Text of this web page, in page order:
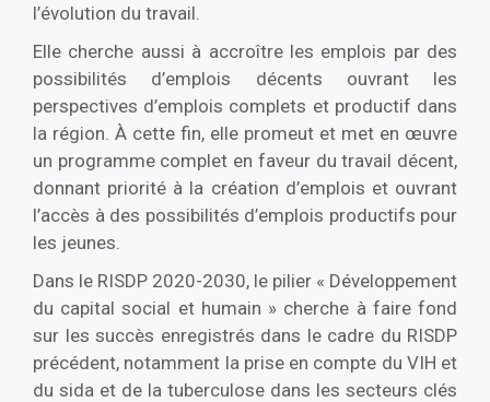
l’évolution du travail.
Elle cherche aussi à accroître les emplois par des
possibilités d’emplois décents ouvrant les
perspectives d’emplois complets et productif dans
la région. À cette fin, elle promeut et met en œuvre
un programme complet en faveur du travail décent,
donnant priorité à la création d’emplois et ouvrant
l’accès à des possibilités d’emplois productifs pour
les jeunes.
Dans le RISDP 2020-2030, le pilier « Développement
du capital social et humain » cherche à faire fond
sur les succès enregistrés dans le cadre du RISDP
précédent, notamment la prise en compte du VIH et
du sida et de la tuberculose dans les secteurs clés